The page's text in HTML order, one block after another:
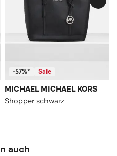
-57%* Sale
MICHAEL MICHAEL KORS
Shopper schwarz
auch